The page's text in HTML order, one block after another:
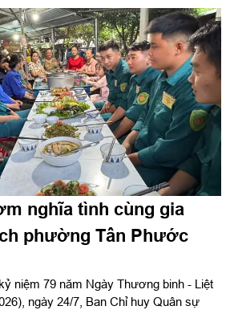
điểm Căn cứ Cục Hậu cần Quân giải
(1973 - 1975), xã Lộc Quang, thành
nghĩa tình cùng gia
phường Tân Phước
niệm 79 năm Ngày Thương binh - Liệt
ngày 24/7, Ban Chỉ huy Quân sự